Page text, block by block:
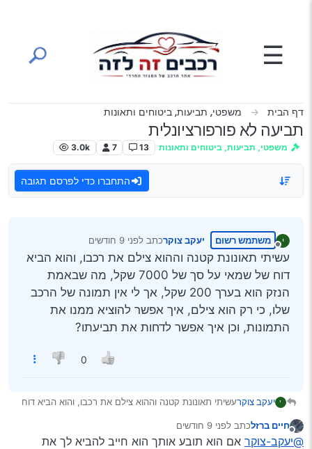
☰
דף הבית משפטי, תביעות, ביטוחים ותאונות
תביעה לא פורפורציונלית
משפטי, תביעות, ביטוחים ותאונות 13
7
3.0k
התחברו כדי לפרסם תגובה
י
מנותק
משתמש רשום יעקב צוקרכתב לפני 9 חודשים
נערך לאחרונה על ידי
עשיתי תאונונת קטנה וההוא צילם את רכבו, והוא הביא
דוח של שמאי על סך של 7000 שקל, מה שבאמת
הנזק הוא בערך 200 שקל, אך לי אין תמונה של הרכב
שלו, כי רק הוא צילם, איך אפשר להוציא ממנו את
התמונות, וכן איך אפשר לדחות את תביעתו?
0
י יעקב צוקרעשיתי תאונונת קטנה וההוא צילם את רכבו, והוא הביא דוח
בערך 200 שקל, אך לי אין תמונה של הרכב שלו, כי רק הוא
צילם, איך אפשר להוציא ממנו את התמונות, וכן איך אפשר
חיים ברזלכתב לפני 9 חודשים
נערך לאחרונה על ידי
@יעקב-צוקר אם הוא תובע אותך הוא חייב להביא לך את